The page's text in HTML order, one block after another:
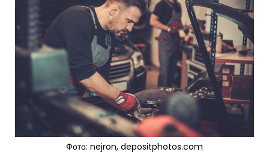
Фото: nejron, depositphotos.com